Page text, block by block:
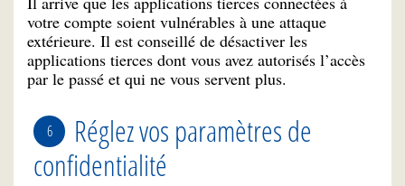
votre compte soient vulnérables à une attaque
extérieure. Il est conseillé de désactiver les
applications tierces dont vous avez autorisés l’accès
par le passé et qui ne vous servent plus.
Réglez vos paramètres de
confidentialité